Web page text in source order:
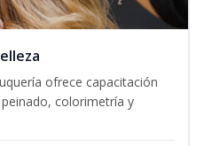
ofrece capacitación
colorimetría y